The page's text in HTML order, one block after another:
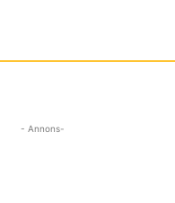
- Annons-